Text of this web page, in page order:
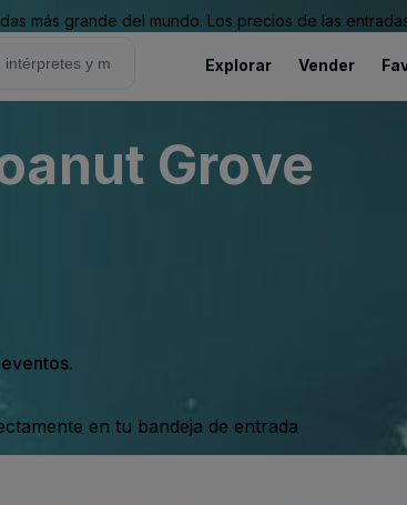
más grande del mundo. Los precios de las
Explorar Vender
Grove
en tu bandeja de entrada